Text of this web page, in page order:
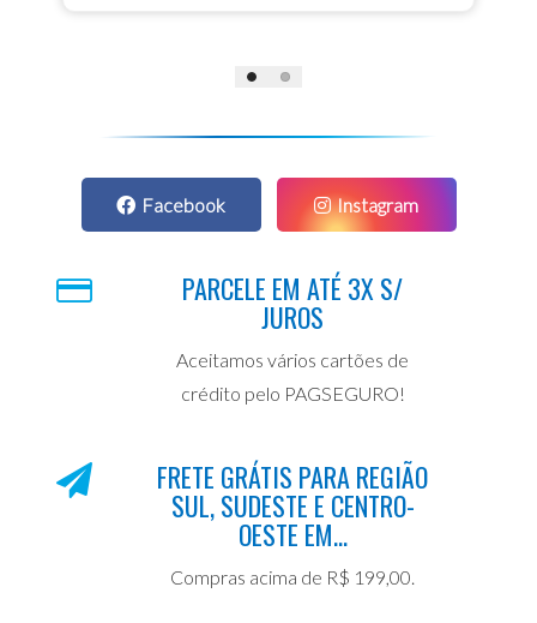
Facebook Instagram
PARCELE EM ATÉ 3X S/
JUROS
Aceitamos vários cartões de
crédito pelo PAGSEGURO!
FRETE GRÁTIS PARA REGIÃO
SUL, SUDESTE E CENTRO-
OESTE EM...
Compras acima de R$ 199,00.